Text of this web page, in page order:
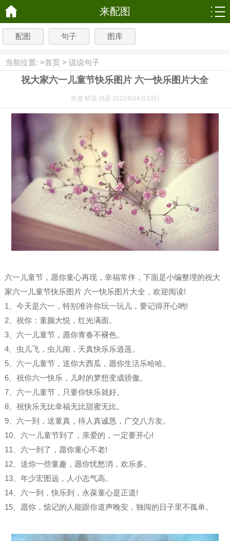
来配图
配图 句子 图库
当前位置: >首页 > 说说句子
祝大家六一儿童节快乐图片 六一快乐图片大全
热度:鲜花:鸡蛋:2022年04月10日
六一儿童节，愿你童心再现，幸福常伴，下面是小编整理的祝大
家六一儿童节快乐图片 六一快乐图片大全，欢迎阅读!
1、今天是六一，特别准许你玩一玩儿，要记得开心哟!
2、祝你：童颜大悦，红光满面。
3、六一儿童节，愿你青春不褪色。
4、虫儿飞，虫儿闹，天真快乐乐逍遥。
5、六一儿童节，送你大西瓜，愿你生活乐哈哈。
6、祝你六一快乐，儿时的梦想变成骄傲。
7、六一儿童节，只要你快乐就好。
8、祝快乐无比幸福无比甜蜜无比。
9、六一到，送童真，待人真诚恳，广交八方友。
10、六一儿童节到了，亲爱的，一定要开心!
11、六一到了，愿你童心不老!
12、送你一些童趣，愿你忧愁消，欢乐多。
13、年少宏图远，人小志气高。
14、六一到，快乐到，永葆童心是正道!
15、愿你，惦记的人能跟你道声晚安，独闯的日子里不孤单。